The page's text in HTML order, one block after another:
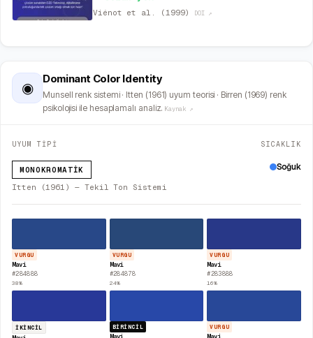
Viénot et al. (1999) DOI ↗
◉
Dominant Color Identity
Munsell renk sistemi · Itten (1961) uyum teorisi · Birren (1969) renk
psikolojisi ile hesaplamalı analiz. Kaynak ↗
UYUM TİPİ
MONOKROMATIK
Itten (1961) — Tekil Ton Sistemi
SICAKLIK
Soğuk
VURGU
Mavi
#284888
38%
VURGU
Mavi
#284878
24%
VURGU
Mavi
#283888
16%
İKINCIL BIRINCIL VURGU